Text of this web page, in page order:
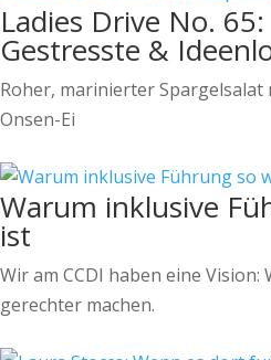
Ladies Drive No.
Gestresste &
Roher, marinierter Spargelsalat
Onsen-Ei
Warum inklusive
ist
Wir am CCDI haben eine
gerechter machen.